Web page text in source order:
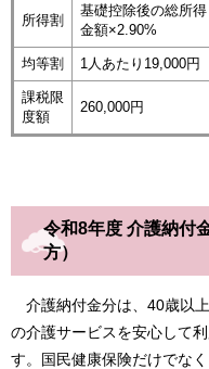
所得割
基礎控除後の総所得
金額×2.90%
均等割 1人あたり19,000円
課税限
度額
260,000円
令和8年度 介護納付
方）
介護納付金分は、40歳以
の介護サービスを安心して
す。国民健康保険だけでな